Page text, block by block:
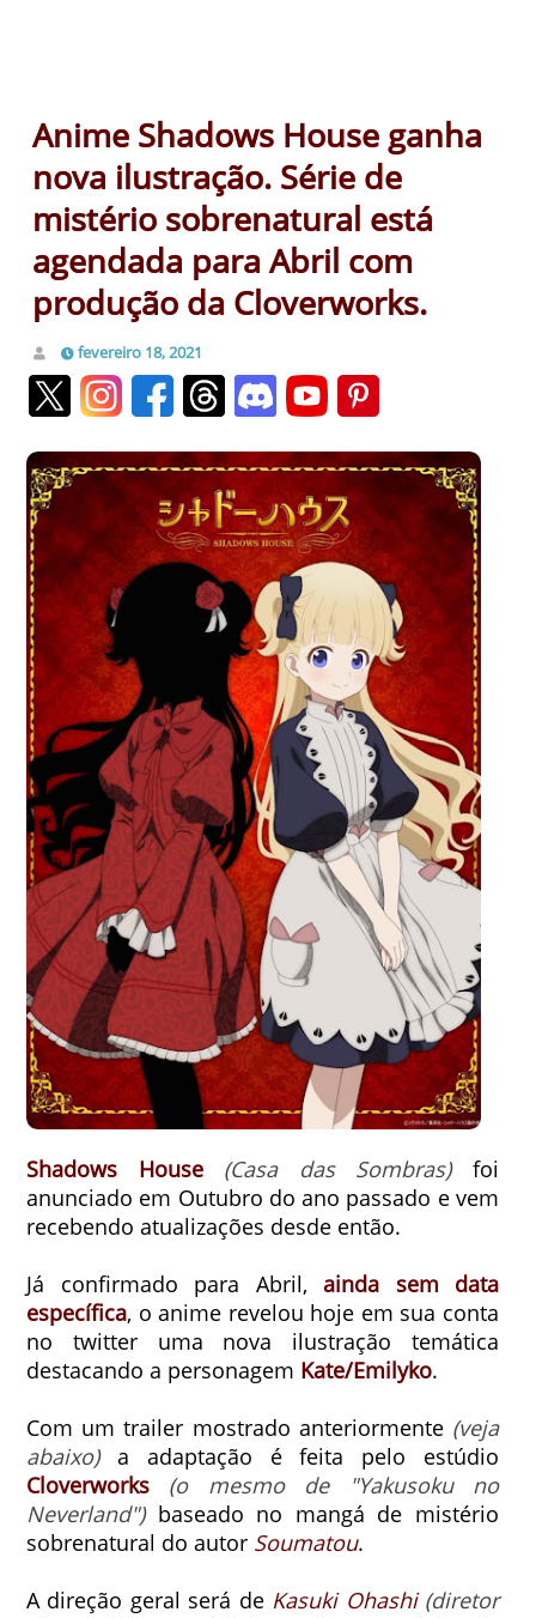
Anime Shadows House ganha
nova ilustração. Série de
mistério sobrenatural está
agendada para Abril com
produção da Cloverworks.
fevereiro 18, 2021
Shadows House (Casa das Sombras)foi
anunciado em Outubro do ano passado e vem
recebendo atualizações desde então.
Já confirmado para Abril,ainda sem data
específica, o anime revelou hoje em sua conta
no twitter uma nova ilustração temática
destacando a personagem Kate/Emilyko.
Com um trailer mostrado anteriormente (veja
abaixo)
a adaptação é feita pelo estúdio
Cloverworks
(o mesmo de "Yakusoku no
Neverland")baseado no mangá de mistério
sobrenatural do autor Soumatou.
A direção geral será de Kasuki Ohashi (diretor